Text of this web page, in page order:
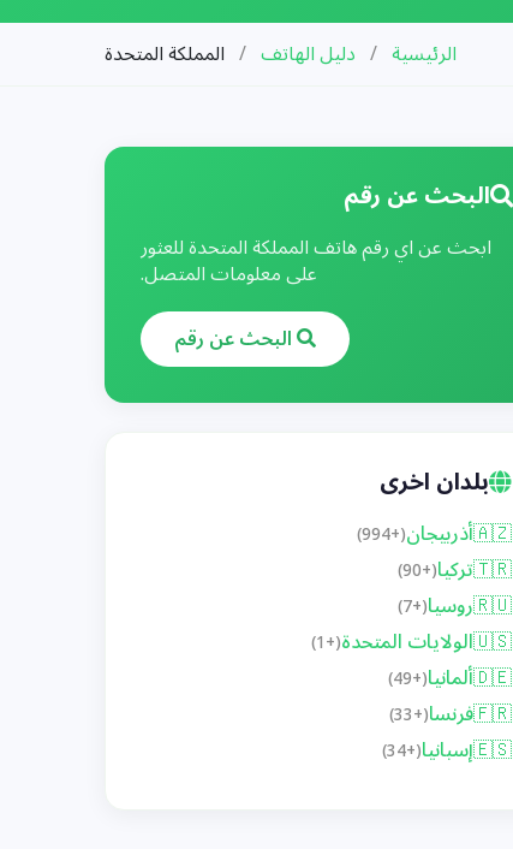
الرئيسية / دليل الهاتف / المملكة المتحدة
البحث عن رقم
ابحث عن اي رقم هاتف المملكة المتحدة للعثور
على معلومات المتصل.
البحث عن رقم
بلدان اخرى
🇦🇿أذربيجان(+994)
🇹🇷تركيا(+90)
🇷🇺روسيا(+7)
🇺🇸الولايات المتحدة(+1)
🇩🇪ألمانيا(+49)
🇫🇷فرنسا(+33)
🇪🇸إسبانيا(+34)